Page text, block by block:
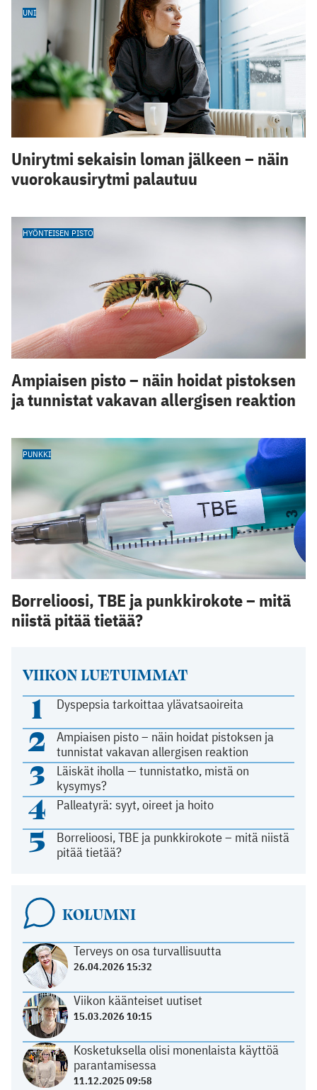
VIIKON LUETUIMMAT
1 Dyspepsia tarkoittaa ylävatsaoireita
2
Ampiaisen pisto – näin hoidat pistoksen ja
tunnistat vakavan allergisen reaktion
3
Läiskät iholla — tunnistatko, mistä on
kysymys?
4 Palleatyrä: syyt, oireet ja hoito
5
Borrelioosi, TBE ja punkkirokote – mitä niistä
pitää tietää?
KOLUMNI
Terveys on osa turvallisuutta
26.04.2026 15:32
Viikon käänteiset uutiset
15.03.2026 10:15
Kosketuksella olisi monenlaista käyttöä
parantamisessa
11.12.2025 09:58
UNI
Unirytmi sekaisin loman jälkeen – näin
vuorokausirytmi palautuu
HYÖNTEISEN PISTO
Ampiaisen pisto – näin hoidat pistoksen
ja tunnistat vakavan allergisen reaktion
PUNKKI
Borrelioosi, TBE ja punkkirokote – mitä
niistä pitää tietää?